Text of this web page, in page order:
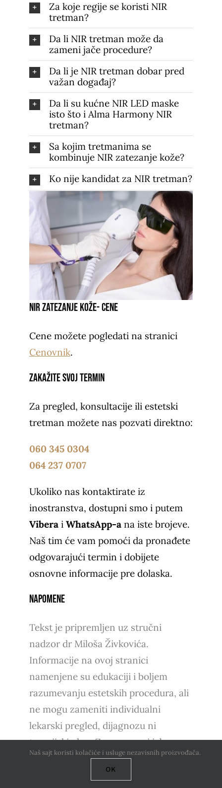
Za koje regije se koristi NIR
tretman?
Da li NIR tretman može da
zameni jače procedure?
Da li je NIR tretman dobar pred
važan događaj?
Da li su kućne NIR LED maske
isto što i Alma Harmony NIR
tretman?
Sa kojim tretmanima se
kombinuje NIR zatezanje kože?
Ko nije kandidat za NIR tretman?
NIR zatezanje kože- cene
Cene možete pogledati na stranici
Cenovnik.
Zakažite svoj termin
Za pregled, konsultacije ili estetski
tretman možete nas pozvati direktno:
060 345 0304
064 237 0707
Ukoliko nas kontaktirate iz
inostranstva, dostupni smo i putem
Viberai WhatsApp-ana iste brojeve.
Naš tim će vam pomoći da pronađete
odgovarajući termin i dobijete
osnovne informacije pre dolaska.
Napomene
Tekst je pripremljen uz stručni
nadzor dr Miloša Živkovića.
Informacije na ovoj stranici
namenjene su edukaciji i boljem
razumevanju estetskih procedura, ali
ne mogu zameniti individualni
lekarski pregled, dijagnozu ni
terapijski plan. Za procenu i izbor
odgovarajućeg tretmana neophodna
je konsultacija sa lekarom.
Naš sajt koristi kolačiće i usluge nezavisnih proizvođača.
OK